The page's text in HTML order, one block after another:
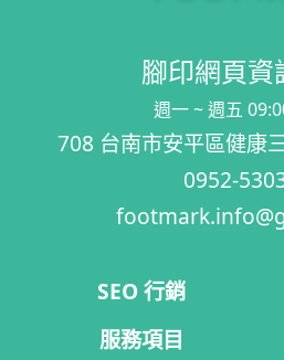
腳印網頁資
週一 ~ 週五
708 台南市安平區健康
0952-
SEO 行銷
服務項目